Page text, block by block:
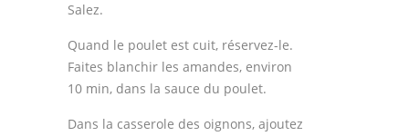
Salez.
Quand le poulet est cuit, réservez-le.
Faites blanchir les amandes, environ
10 min, dans la sauce du poulet.
Dans la casserole des oignons, ajoutez